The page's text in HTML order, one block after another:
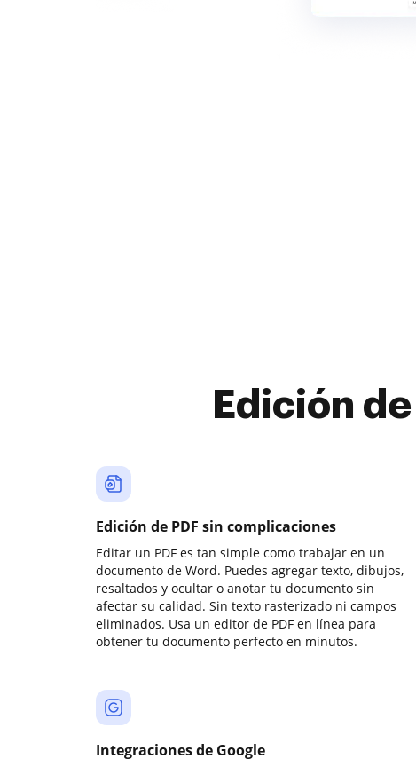
Edición
Edición de PDF sin complicaciones
Editar un PDF es tan simple como trabajar en un
documento de Word. Puedes agregar texto, dibujos,
resaltados y ocultar o anotar tu documento sin
afectar su calidad. Sin texto rasterizado ni campos
eliminados. Usa un editor de PDF en línea para
obtener tu documento perfecto en minutos.
Integraciones de Google